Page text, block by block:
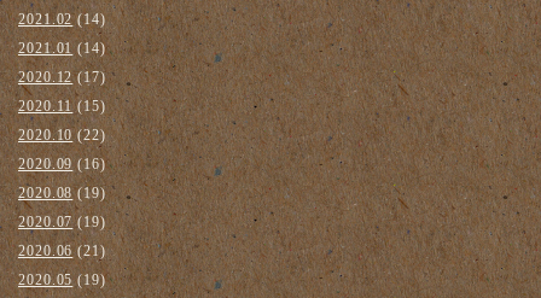
2021.02(14)
2021.01 (14)
2020.12(17)
2020.11(15)
2020.10(22)
2020.09 (16)
2020.08(19)
2020.07(19)
2020.06(21)
2020.05 (19)